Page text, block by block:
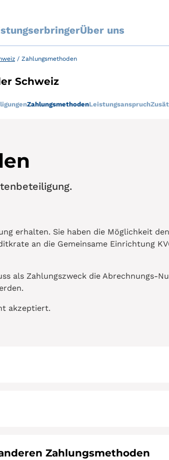
Über uns
/ Zahlungsmethoden
Schweiz
ZahlungsmethodenLeistungsanspruch
erhalten. Sie haben die Möglichkeit den
an die Gemeinsame Einrichtung
als Zahlungszweck die Abrechnungs-
akzeptiert.
Zahlungsmethoden